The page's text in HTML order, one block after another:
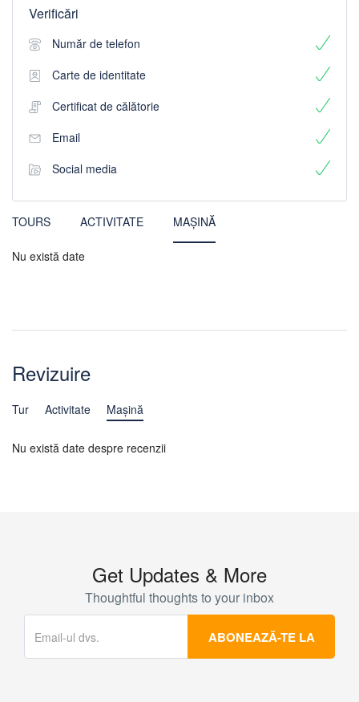
Verificări
Număr de telefon
Carte de identitate
Certificat de călătorie
Email
Social media
TOURS ACTIVITATE MAȘINĂ
Nu există date
Revizuire
Tur Activitate Mașină
Nu există date despre recenzii
Get Updates & More
Thoughtful thoughts to your inbox